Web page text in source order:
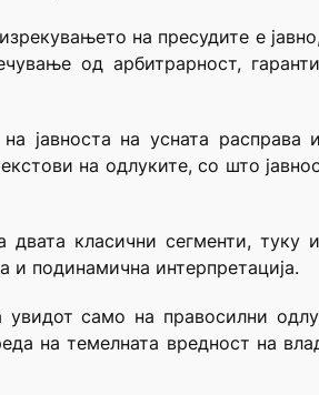
на пресудите е
од арбитрарност,
јавноста на усната расправа и
на одлуките, со што
класични сегменти, туку
подинамична интерпретација.
само на правосилни
на темелната вредност на